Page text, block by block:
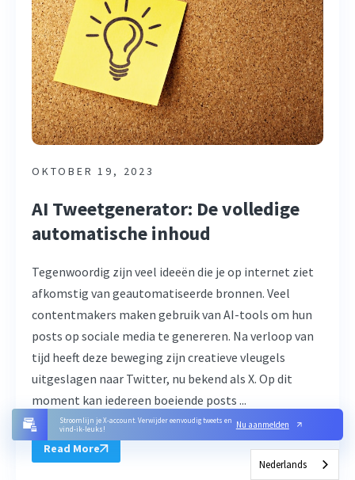
Stroomlijn je X-account. Verwijder eenvoudig tweets en
vind-ik-leuks!
Nu aanmelden
OKTOBER 19, 2023
AI Tweetgenerator: De volledige
automatische inhoud
Tegenwoordig zijn veel ideeën die je op internet ziet
afkomstig van geautomatiseerde bronnen. Veel
contentmakers maken gebruik van AI-tools om hun
posts op sociale media te genereren. Na verloop van
tijd heeft deze beweging zijn creatieve vleugels
uitgeslagen naar Twitter, nu bekend als X. Op dit
moment kan iedereen boeiende posts ...
Read More
Nederlands